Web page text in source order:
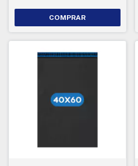
COMPRAR